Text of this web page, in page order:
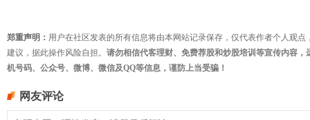
郑重声明： 用户在社区发表的所有信息将由本网站记录保存，仅代表作者个人观
建议，据此操作风险自担。 请勿相信代客理财、免费荐股和炒股培训等宣传内容
机号码、公众号、微博、微信及QQ等信息，谨防上当受骗！
网友评论